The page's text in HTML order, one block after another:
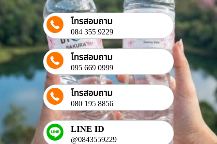
โทรสอบถาม
084 355 9229
โทรสอบถาม
095 669 0999
โทรสอบถาม
080 195 8856
LINE ID
@0843559229